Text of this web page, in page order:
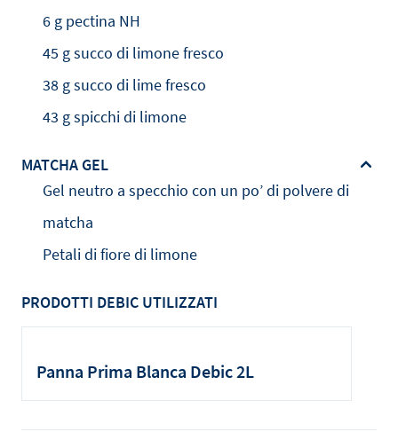
6 g pectina NH
45 g succo di limone fresco
38 g succo di lime fresco
43 g spicchi di limone
MATCHA GEL
Gel neutro a specchio con un po’ di polvere di
matcha
Petali di fiore di limone
PRODOTTI DEBIC UTILIZZATI
Panna Prima Blanca Debic 2L